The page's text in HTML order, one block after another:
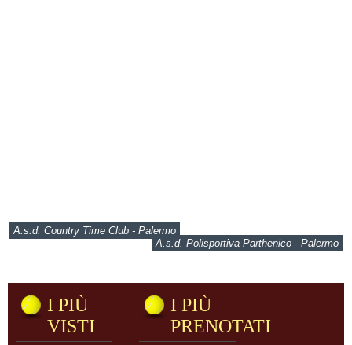
A.s.d. Country Time Club - Palermo
A.s.d. Polisportiva Parthenico - Palermo
I PIÙ
VISTI
I PIÙ
PRENOTATI